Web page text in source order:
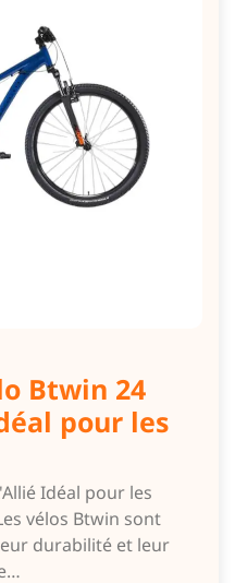
Btwin 24
pour les
Idéal pour les
vélos Btwin sont
durabilité et leur